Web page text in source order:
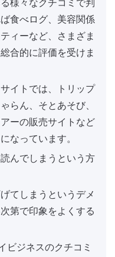
様々なクチコミで判
食べログ、美容関係
ィーなど、さまざま
合的に評価を受けま
イトでは、トリップ
らん、そとあそび、
ーの販売サイトなど
なっています。
んでしまうという方
てしまうというデメ
第で印象をよくする
ビジネスのクチコミ